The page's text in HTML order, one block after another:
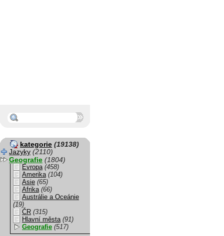
kategorie (19138)
Jazyky (2110)
Geografie (1804)
Evropa (458)
Amerika (104)
Asie (65)
Afrika (66)
Austrálie a Oceánie
(19)
ČR (315)
Hlavní města (91)
Geografie (517)